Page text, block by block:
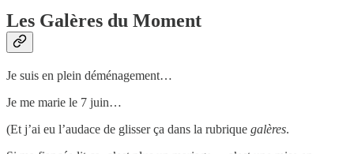
Les Galères du Moment
Je suis en plein déménagement…
Je me marie le 7 juin…
(Et j’ai eu l’audace de glisser ça dans la rubrique galères.